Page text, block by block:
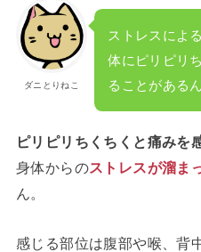
ダニとりねこ
ストレスによ
体にピリピリ
ることがある
ピリピリちくちくと痛みを
身体からのストレスが溜ま
ん。
感じる部位は腹部や喉、背